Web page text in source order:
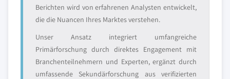
Berichten wird von erfahrenen Analysten entwickelt,
die die Nuancen Ihres Marktes verstehen.
Unser Ansatz integriert umfangreiche
Primärforschung durch direktes Engagement mit
Branchenteilnehmern und Experten, ergänzt durch
umfassende Sekundärforschung aus verifizierten